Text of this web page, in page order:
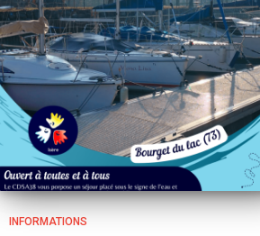
INFORMATIONS